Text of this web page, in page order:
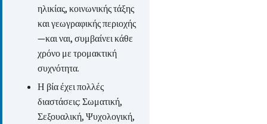
ηλικίας, κοινωνικής τάξης
και γεωγραφικής περιοχής
—και ναι, συμβαίνει κάθε
χρόνο με τρομακτική
συχνότητα.
Η βία έχει πολλές
διαστάσεις: Σωματική,
Σεξουαλική, Ψυχολογική,